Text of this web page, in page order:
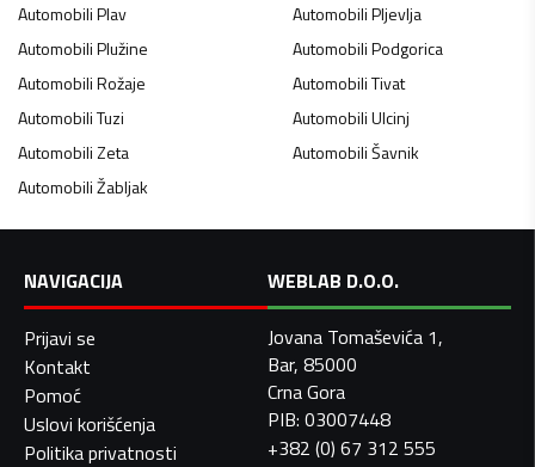
AutomobiliPlav AutomobiliPljevlja
AutomobiliPlužine AutomobiliPodgorica
AutomobiliRožaje AutomobiliTivat
AutomobiliTuzi AutomobiliUlcinj
AutomobiliZeta AutomobiliŠavnik
AutomobiliŽabljak
NAVIGACIJA
Prijavi se
Kontakt
Pomoć
Uslovi korišćenja
Politika privatnosti
WEBLAB D.O.O.
Jovana Tomaševića 1,
Bar, 85000
Crna Gora
PIB: 03007448
+382 (0) 67 312 555